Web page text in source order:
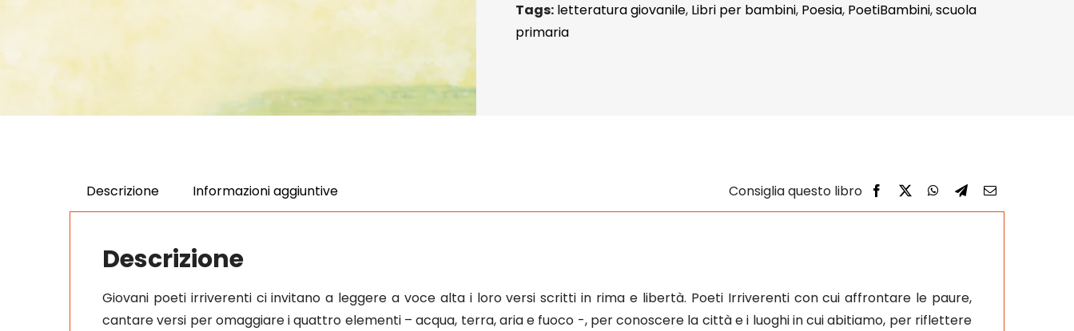
Tags: letteratura giovanile, Libri per bambini, Poesia, PoetiBambini,scuola
primaria
Descrizione Informazioni aggiuntive
Descrizione
Giovani poeti irriverenti ci invitano a leggere a voce alta i loro versi scritti in rima e libertà. Poeti Irriverenti con cui affrontare le paure,
cantare versi per omaggiare i quattro elementi – acqua, terra, aria e fuoco -, per conoscere la città e i luoghi in cui abitiamo, per riflettere